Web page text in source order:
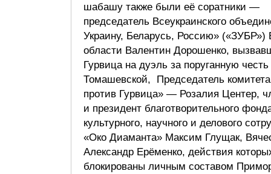
шабашу также были её соратники —
председатель Всеукраинского
Украину, Беларусь, Россию» («ЗУБР»)
области Валентин Дорошенко,
Гурвица на дуэль за поруганную
Томашевской, Председатель
против Гурвица» — Розалия Центер,
и президент благотворительного
культурного, научного и делового
«Око Диаманта» Максим Глущак,
Александр Ерёменко, действия
блокированы личным составом